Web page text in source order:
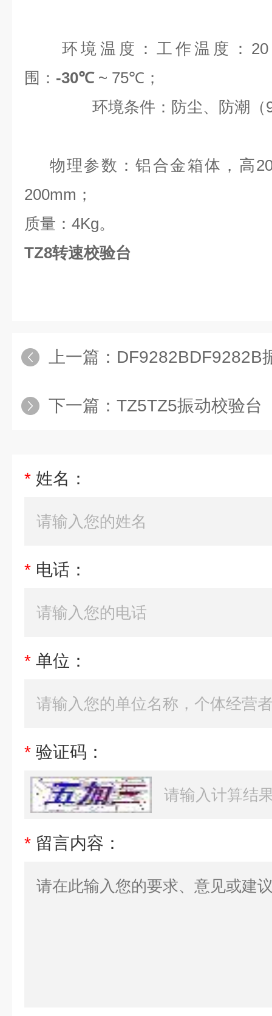
环境温度： 工作温度：
围： -30℃ ~ 75℃ ；
环境条件：防尘、防潮（
物理参数：铝合金箱体，高
200mm ；
质量： 4Kg。
TZ8转速校验台
上一篇： DF9282BDF9282B
下一篇： TZ5TZ5振动校验台
* 姓名：
* 电话：
* 单位：
* 验证码：
* 留言内容：